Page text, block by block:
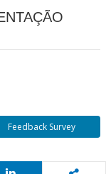
Feedback Survey